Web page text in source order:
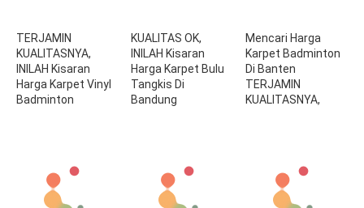
TERJAMIN
KUALITASNYA,
INILAH Kisaran
Harga Karpet Vinyl
Badminton
KUALITAS OK,
INILAH Kisaran
Harga Karpet Bulu
Tangkis Di
Bandung
Mencari Harga
Karpet Badminton
Di Banten
TERJAMIN
KUALITASNYA,